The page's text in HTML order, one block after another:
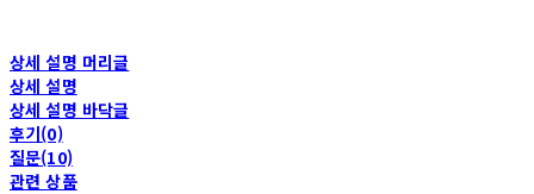
상세 설명 머리글
상세 설명
상세 설명 바닥글
후기(0)
질문(10)
관련 상품